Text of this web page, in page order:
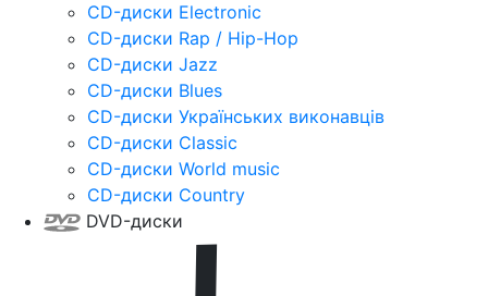
CD-диски Electronic
CD-диски Rap / Hip-Hop
CD-диски Jazz
CD-диски Blues
CD-диски Українських виконавців
CD-диски Classic
CD-диски World music
CD-диски Country
DVD-диски